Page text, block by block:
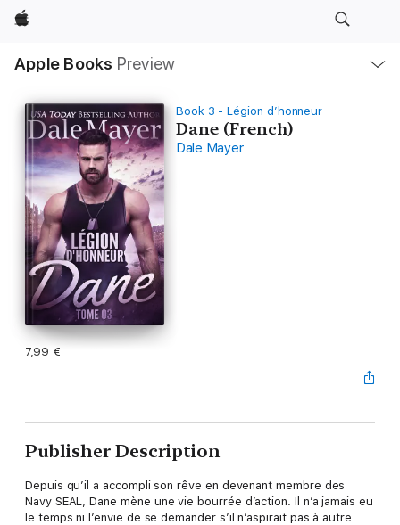
Apple
Apple Books Preview
Nav
Open
Menu
Book 3 - Légion d’honneur
Dane (French)
Dale Mayer
7,99 €
Publisher Description
Depuis qu’il a accompli son rêve en devenant membre des
Navy SEAL, Dane mène une vie bourrée d’action. Il n’a jamais eu
le temps ni l’envie de se demander s’il n’aspirait pas à autre